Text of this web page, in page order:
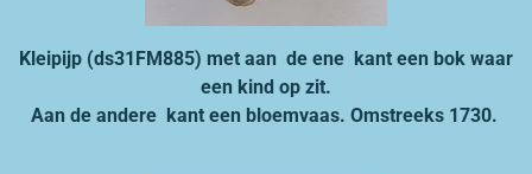
Kleipijp (ds31FM885) met aan de ene kant een bok waar
een kind op zit.
Aan de andere kant een bloemvaas. Omstreeks 1730.